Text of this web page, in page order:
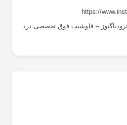
https://
-- فلوشیپ فوق تخصصی درد